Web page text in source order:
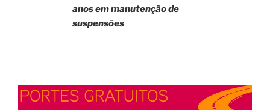
anos em manutenção de
suspensões